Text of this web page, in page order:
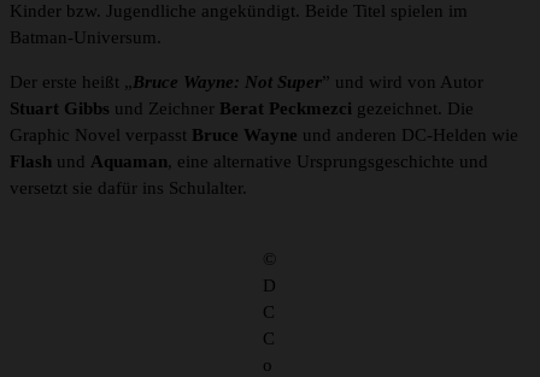
Kinder bzw. Jugendliche angekündigt. Beide Titel spielen im
Batman-Universum.
Der erste heißt „ Bruce Wayne: Not Super” und wird von Autor
Stuart Gibbs und Zeichner Berat Peckmezci gezeichnet. Die
Graphic Novel verpasst Bruce Wayne und anderen DC-Helden wie
Flash und Aquaman, eine alternative Ursprungsgeschichte und
versetzt sie dafür ins Schulalter.
©
D
C
C
o